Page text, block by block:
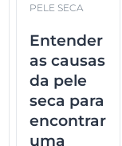
PELE SECA
Entender
as causas
da pele
seca para
encontrar
uma